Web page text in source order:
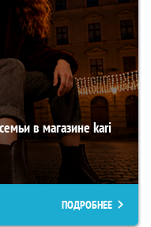
в магазине kari
ПОДРОБНЕЕ